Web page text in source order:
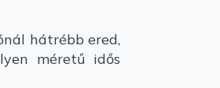
hátrébb ered,
méretű idős